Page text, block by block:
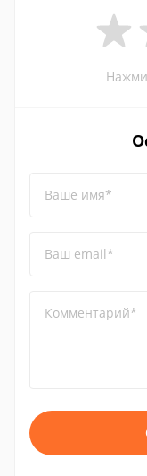
Ваше имя*
Ваш email*
Комментарий*